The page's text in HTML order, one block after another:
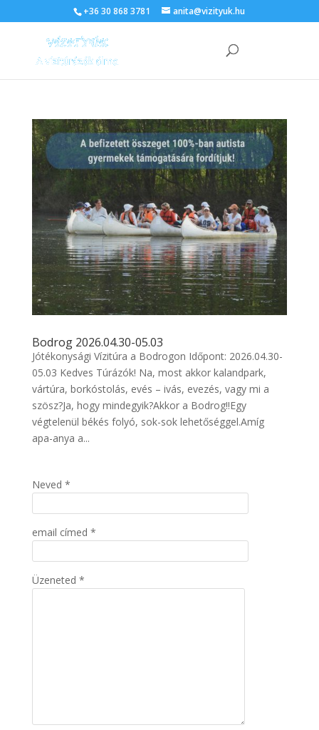
+36 30 868 3781 anita@vizityuk.hu
Bodrog 2026.04.30-05.03
Jótékonysági Vízitúra a Bodrogon Időpont: 2026.04.30-
05.03 Kedves Túrázók! Na, most akkor kalandpark,
vártúra, borkóstolás, evés – ivás, evezés, vagy mi a
szösz?Ja, hogy mindegyik?Akkor a Bodrog!!Egy
végtelenül békés folyó, sok-sok lehetőséggel.Amíg
apa-anya a...
Neved *
email címed *
Üzeneted *